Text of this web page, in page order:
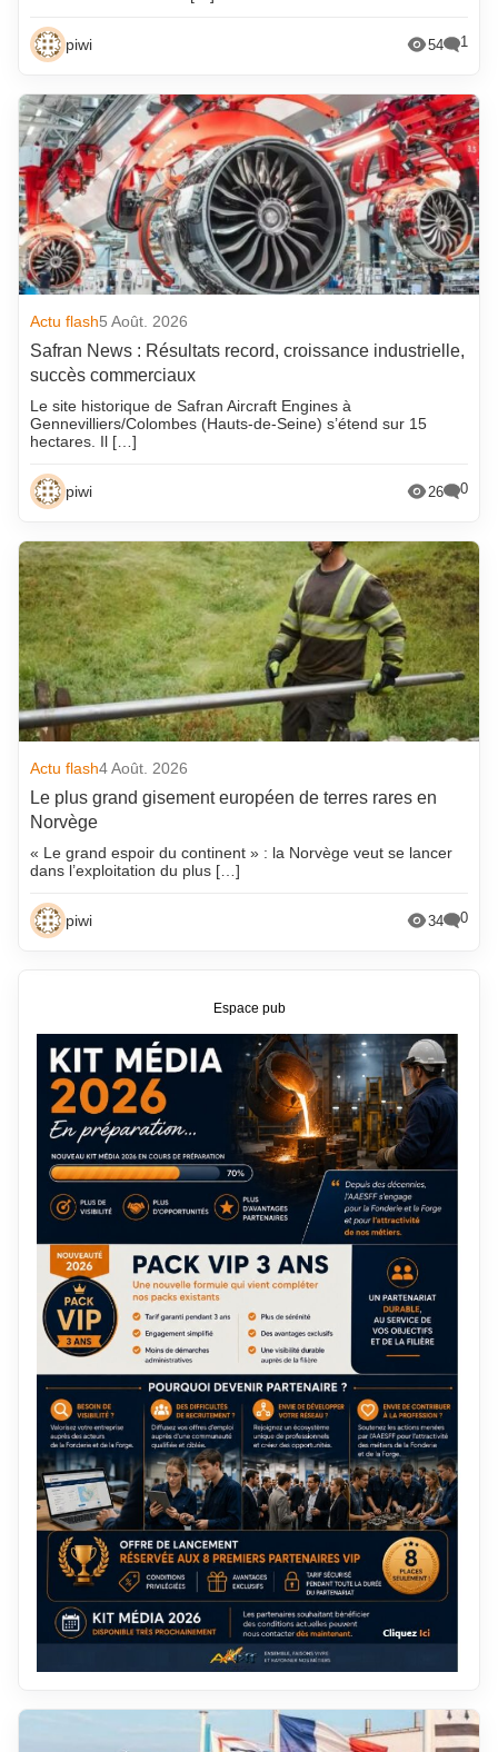
piwi 54 1
Actu flash5 Août. 2026
Safran News : Résultats record, croissance industrielle,
succès commerciaux
Le site historique de Safran Aircraft Engines à
Gennevilliers/Colombes (Hauts-de-Seine) s’étend sur 15
hectares. Il […]
piwi 26 0
Actu flash4 Août. 2026
Le plus grand gisement européen de terres rares en
Norvège
« Le grand espoir du continent » : la Norvège veut se lancer
dans l’exploitation du plus […]
piwi 34 0
Espace pub